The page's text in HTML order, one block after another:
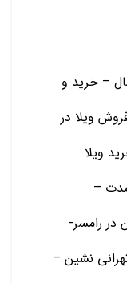
– خرید و
ویلا در
ویلا
–
در رامسر-
۲۴ ساعته – تهرانی نشین –